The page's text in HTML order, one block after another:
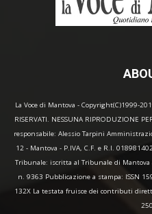
La Voce di Mantova - Copyright(C)1999-
RISERVATI. NESSUNA RIPRODUZIONE
responsabile: Alessio Tarpini
12 - Mantova - P.IVA, C.F. e R.I.
Tribunale: iscritta al Tribunale di
n. 9363 Pubblicazione a stampa: ISSN
132X La testata fruisce dei contributi